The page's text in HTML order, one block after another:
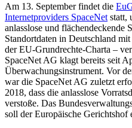
Am 13. September findet die
Internetproviders SpaceNet statt,
anlasslose und flächendeckende
Standortdaten in Deutschland
der EU-Grundrechte-Charta –
SpaceNet AG klagt bereits seit
Überwachungsinstrument. Vor
war die SpaceNet AG zuletzt
2018, dass die anlasslose
verstoße. Das
soll der Europäische Gerichtshof